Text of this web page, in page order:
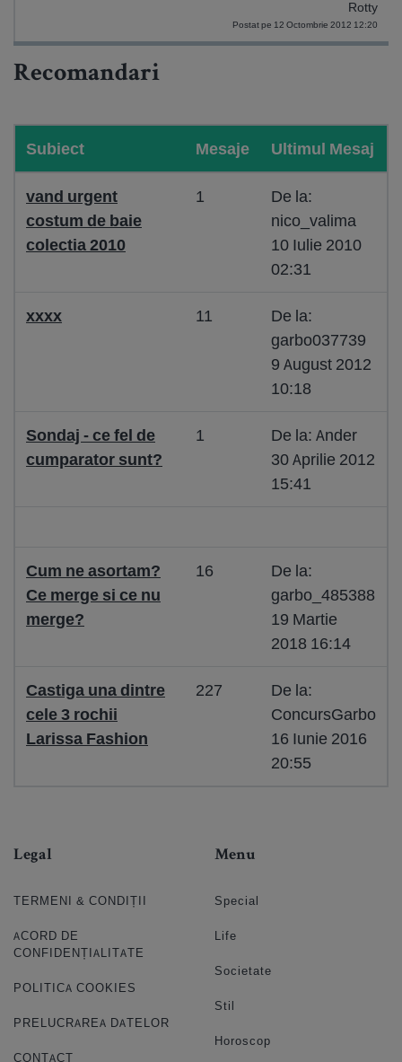
Rotty
Postat pe 12 Octombrie 2012 12:20
Recomandari
Subiect Mesaje Ultimul Mesaj
vand urgent
costum de baie
colectia 2010
1
De la:
nico_valima
10 Iulie 2010
02:31
xxxx 11
De la:
garbo037739
9 August 2012
10:18
Sondaj - ce fel de
cumparator sunt?
1
De la: Ander
30 Aprilie 2012
15:41
Cum ne asortam?
Ce merge si ce nu
merge?
16
De la:
garbo_485388
19 Martie
2018 16:14
Castiga una dintre
cele 3 rochii
Larissa Fashion
227
De la:
ConcursGarbo
16 Iunie 2016
20:55
Legal
TERMENI & CONDIȚII
ACORD DE
CONFIDENȚIALITATE
POLITICA COOKIES
PRELUCRAREA DATELOR
CONTACT
Menu
Special
Life
Societate
Stil
Horoscop